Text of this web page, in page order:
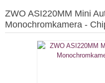
ZWO ASI220MM Mini
Monochromkamera -